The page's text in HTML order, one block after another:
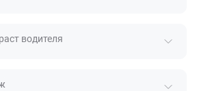
водителя